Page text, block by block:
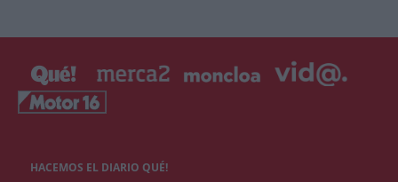
HACEMOS EL DIARIO QUÉ!